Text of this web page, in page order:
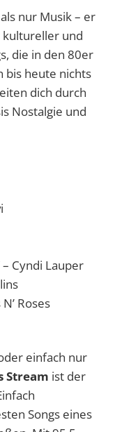
nur Musik – er
kultureller und
die in den 80er
bis heute nichts
dich durch
Nostalgie und
– Cyndi Lauper
Roses
einfach nur
Stream ist der
Songs eines